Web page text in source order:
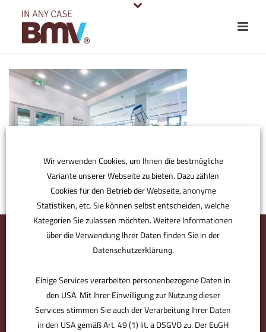
Wir verwenden Cookies, um Ihnen die bestmögliche
Variante unserer Webseite zu bieten. Dazu zählen
Cookies für den Betrieb der Webseite, anonyme
Statistiken, etc. Sie können selbst entscheiden, welche
Kategorien Sie zulassen möchten. Weitere Informationen
über die Verwendung Ihrer Daten finden Sie in der
Datenschutzerklärung.
Einige Services verarbeiten personenbezogene Daten in
den USA. Mit Ihrer Einwilligung zur Nutzung dieser
Services stimmen Sie auch der Verarbeitung Ihrer Daten
in den USA gemäß Art. 49 (1) lit. a DSGVO zu. Der EuGH